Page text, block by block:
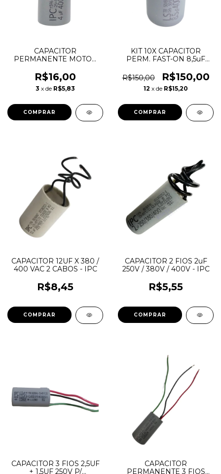
CAPACITOR
PERMANENTE MOTOR
VENTILADOR
R$16,00
3 x de R$5,83
KIT 10X CAPACITOR
PERM. FAST-ON 8,5uF
VENTILAD
R$150,00 R$150,00
12 x de R$15,20
CAPACITOR 12UF X 380 /
400 VAC 2 CABOS - IPC
R$8,45
CAPACITOR 2 FIOS 2uF
250V / 380V / 400V - IPC
R$5,55
CAPACITOR 3 FIOS 2,5UF
+ 1,5UF 250V P/
CAPACITOR
PERMANENTE 3 FIOS